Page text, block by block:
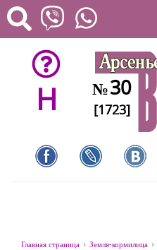
H №30
[1723]
Главная страница Земля-кормилица